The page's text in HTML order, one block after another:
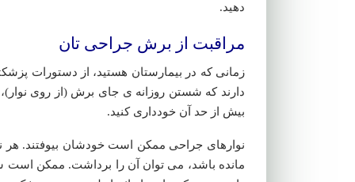
دهید.
مراقبت از برش جراحی تان
زمانی که در بیمارستان هستید، از دستورات
دارند که شستن روزانه ی جای برش (از روی
بیش از حد آن خودداری کنید.
نوارهای جراحی ممکن است خودشان بیوفتند.
مانده باشد، می توان آن را برداشت. ممکن است